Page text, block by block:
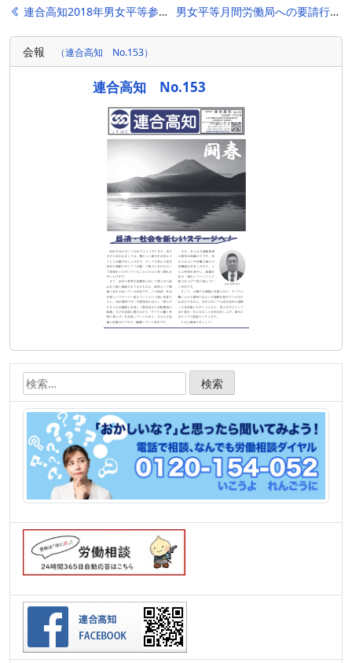
投
稿
ナ
連合高知2018年男女平等参画推進フォーラム 男女平等月間労働局への要請行動および意見交換
会報 （連合高知 No.153）
連合高知 No.153
検
索: